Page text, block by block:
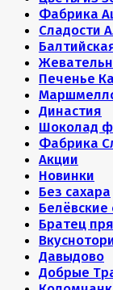
Фабрика
Сладости
Печенье
Династия
Шоколад
Фабрика
Акции
Новинки
Без сахара
Белёвские
Братец
Давыдово
Добрые